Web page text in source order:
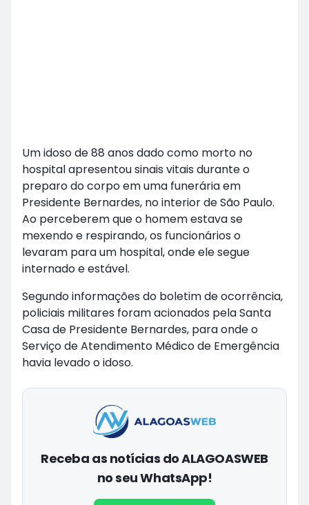
Um idoso de 88 anos dado como morto no
hospital apresentou sinais vitais durante o
preparo do corpo em uma funerária em
Presidente Bernardes, no interior de São Paulo.
Ao perceberem que o homem estava se
mexendo e respirando, os funcionários o
levaram para um hospital, onde ele segue
internado e estável.
Segundo informações do boletim de ocorrência,
policiais militares foram acionados pela Santa
Casa de Presidente Bernardes, para onde o
Serviço de Atendimento Médico de Emergência
havia levado o idoso.
Receba as notícias do ALAGOASWEB
no seu WhatsApp!